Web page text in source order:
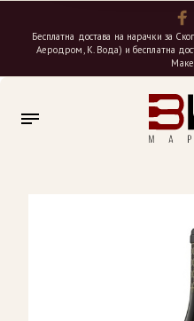
Бесплатна достава на нарачки за
Аеродром, К. Вода) и бесплатна